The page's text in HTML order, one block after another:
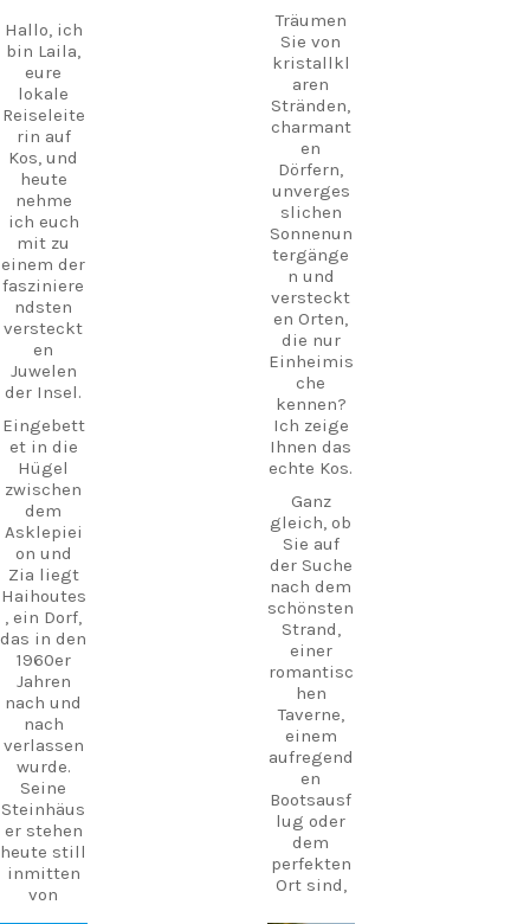
Hallo, ich
bin Laila,
eure
lokale
Reiseleite
rin auf
Kos, und
heute
nehme
ich euch
mit zu
einem der
fasziniere
ndsten
versteckt
en
Juwelen
der Insel.
Eingebett
et in die
Hügel
zwischen
dem
Asklepiei
on und
Zia liegt
Haihoutes
, ein Dorf,
das in den
1960er
Jahren
nach und
nach
verlassen
wurde.
Seine
Steinhäus
er stehen
heute still
inmitten
von
Träumen
Sie von
kristallkl
aren
Stränden,
charmant
en
Dörfern,
unverges
slichen
Sonnenun
tergänge
n und
versteckt
en Orten,
die nur
Einheimis
che
kennen?
Ich zeige
Ihnen das
echte Kos.
Ganz
gleich, ob
Sie auf
der Suche
nach dem
schönsten
Strand,
einer
romantisc
hen
Taverne,
einem
aufregend
en
Bootsausf
lug oder
dem
perfekten
Ort sind,